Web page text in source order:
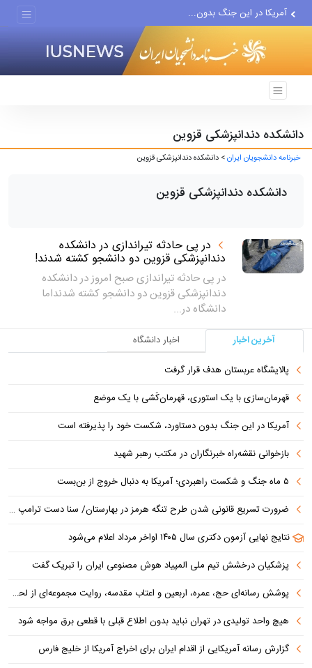
آمریکا در این جنگ بدون...
دانشکده دندانپزشکی قزوین
خبرنامه دانشجویان ایران> دانشکده دندانپزشکی قزوین
دانشکده دندانپزشکی قزوین
در پی حادثه تیراندازی در دانشکده
دندانپزشکی قزوین دو دانشجو کشته شدند!
در پی حادثه تیراندازی صبح امروز در دانشکده
دندانپزشکی قزوین دو دانشجو کشته شدنداما
دانشگاه در...
آخرین اخبار
اخبار دانشگاه
پالایشگاه عربستان هدف قرار گرفت
قهرمان‌سازی با یک استوری، قهرمان‌کُشی با یک موضع
آمریکا در این جنگ بدون دستاورد، شکست خود را پذیرفته است
بازخوانی نقشه‌راه خبرنگاران در مکتب رهبر شهید
۵ ماه جنگ و شکست راهبردی؛ آمریکا به دنبال خروج از بن‌بست
ضرورت تسریع قانونی شدن طرح تنگه هرمز در بهارستان/ سنا دست ترامپ را برای اعمال فشار به ایران بازتر کرد
نتایج نهایی آزمون دکتری سال ۱۴۰۵ اواخر مرداد اعلام می‌شود
پزشکیان درخشش تیم ملی المپیاد هوش مصنوعی ایران را تبریک گفت
پوشش رسانه‌ای حج، عمره، اربعین و اعتاب مقدسه، روایت مجموعه‌ای از لحظه‌هاست
هیچ واحد تولیدی در تهران نباید بدون اطلاع قبلی با قطعی برق مواجه شود
گزارش رسانه آمریکایی از اقدام ایران برای اخراج آمریکا از خلیج فارس